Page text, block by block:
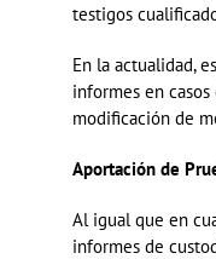
testigos
En la actualidad,
informes en
modificación de
Aportación de
Al igual que en
informes de